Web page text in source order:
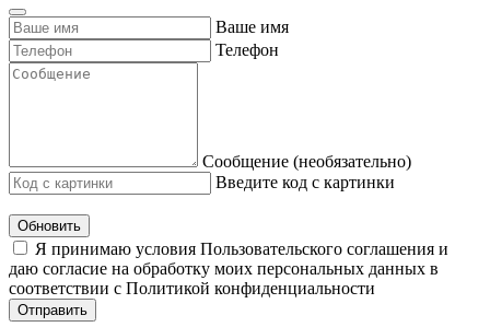
Ваше имя
Телефон
Сообщение (необязательно)
Введите код с картинки
Обновить
Я принимаю условия Пользовательского соглашения и
даю согласие на обработку моих персональных данных в
соответствии с Политикой конфиденциальности
Отправить